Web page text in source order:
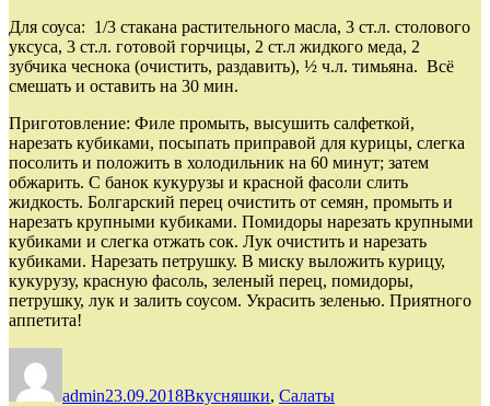
Для соуса: 1/3 стакана растительного масла, 3 ст.л. столового
уксуса, 3 ст.л. готовой горчицы, 2 ст.л жидкого меда, 2
зубчика чеснока (очистить, раздавить), ½ ч.л. тимьяна. Всё
смешать и оставить на 30 мин.
Приготовление: Филе промыть, высушить салфеткой,
нарезать кубиками, посыпать приправой для курицы, слегка
посолить и положить в холодильник на 60 минут; затем
обжарить. С банок кукурузы и красной фасоли слить
жидкость. Болгарский перец очистить от семян, промыть и
нарезать крупными кубиками. Помидоры нарезать крупными
кубиками и слегка отжать сок. Лук очистить и нарезать
кубиками. Нарезать петрушку. В миску выложить курицу,
кукурузу, красную фасоль, зеленый перец, помидоры,
петрушку, лук и залить соусом. Украсить зеленью. Приятного
аппетита!
admin23.09.2018Вкусняшки, Салаты